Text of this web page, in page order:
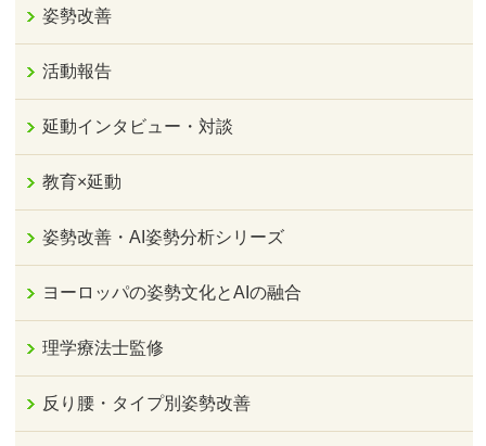
姿勢改善
活動報告
延動インタビュー・対談
教育×延動
姿勢改善・AI姿勢分析シリーズ
ヨーロッパの姿勢文化とAIの融合
理学療法士監修
反り腰・タイプ別姿勢改善